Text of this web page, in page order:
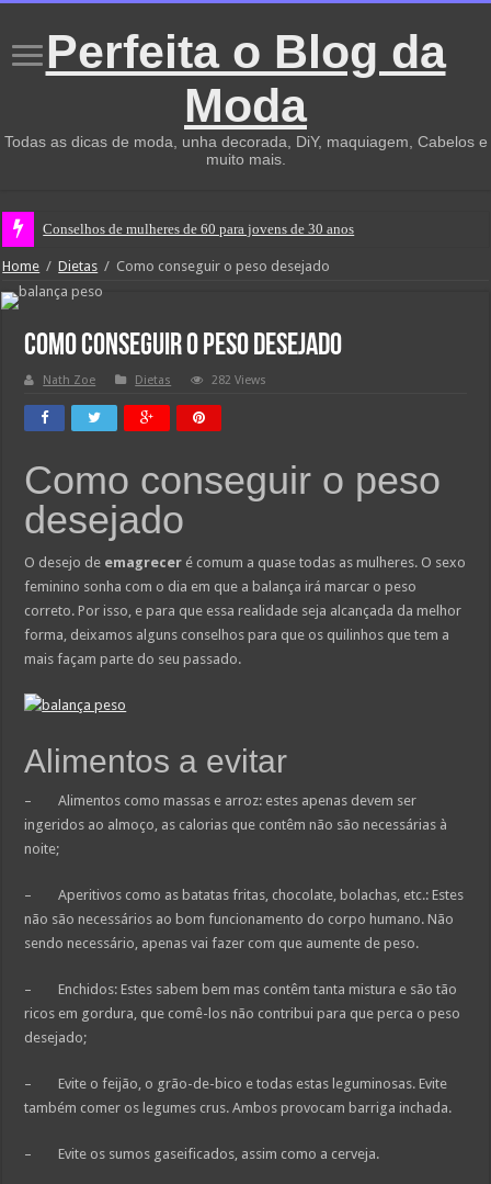
Perfeita o Blog da
Moda
Todas as dicas de moda, unha decorada, DiY, maquiagem, Cabelos e
muito mais.
Conselhos de mulheres de 60 para jovens de 30 anos
Home / Dietas / Como conseguir o peso desejado
Como conseguir o peso desejado
Nath Zoe Dietas 282 Views
Como conseguir o peso
desejado
O desejo de emagrecer é comum a quase todas as mulheres. O sexo
feminino sonha com o dia em que a balança irá marcar o peso
correto. Por isso, e para que essa realidade seja alcançada da melhor
forma, deixamos alguns conselhos para que os quilinhos que tem a
mais façam parte do seu passado.
Alimentos a evitar
– Alimentos como massas e arroz: estes apenas devem ser
ingeridos ao almoço, as calorias que contêm não são necessárias à
noite;
– Aperitivos como as batatas fritas, chocolate, bolachas, etc.: Estes
não são necessários ao bom funcionamento do corpo humano. Não
sendo necessário, apenas vai fazer com que aumente de peso.
– Enchidos: Estes sabem bem mas contêm tanta mistura e são tão
ricos em gordura, que comê-los não contribui para que perca o peso
desejado;
– Evite o feijão, o grão-de-bico e todas estas leguminosas. Evite
também comer os legumes crus. Ambos provocam barriga inchada.
– Evite os sumos gaseificados, assim como a cerveja.